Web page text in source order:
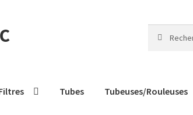
pour :
Tubes Tubeuses/Rouleuses